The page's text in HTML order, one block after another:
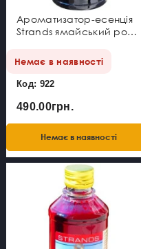
Ароматизатор-есенція
Strands ямайський ром
Немає в наявності
Код: 922
490.00грн.
Немає в наявності